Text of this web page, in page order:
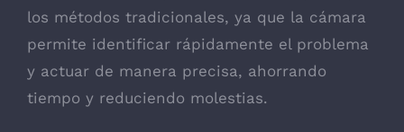
los métodos tradicionales, ya que la cámara
permite identificar rápidamente el problema
y actuar de manera precisa, ahorrando
tiempo y reduciendo molestias.